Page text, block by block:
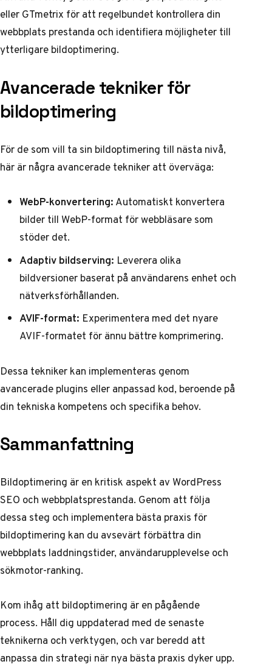
eller GTmetrix för att regelbundet kontrollera din
webbplats prestanda och identifiera möjligheter till
ytterligare bildoptimering.
Avancerade tekniker för
bildoptimering
För de som vill ta sin bildoptimering till nästa nivå,
här är några avancerade tekniker att överväga:
WebP-konvertering:Automatiskt konvertera
bilder till WebP-format för webbläsare som
stöder det.
Adaptiv bildserving: Leverera olika
bildversioner baserat på användarens enhet och
nätverksförhållanden.
AVIF-format: Experimentera med det nyare
AVIF-formatet för ännu bättre komprimering.
Dessa tekniker kan implementeras genom
avancerade plugins eller anpassad kod, beroende på
din tekniska kompetens och specifika behov.
Sammanfattning
Bildoptimering är en kritisk aspekt av WordPress
SEO och webbplatsprestanda. Genom att följa
dessa steg och implementera bästa praxis för
bildoptimering kan du avsevärt förbättra din
webbplats laddningstider, användarupplevelse och
sökmotor-ranking.
Kom ihåg att bildoptimering är en pågående
process. Håll dig uppdaterad med de senaste
teknikerna och verktygen, och var beredd att
anpassa din strategi när nya bästa praxis dyker upp.